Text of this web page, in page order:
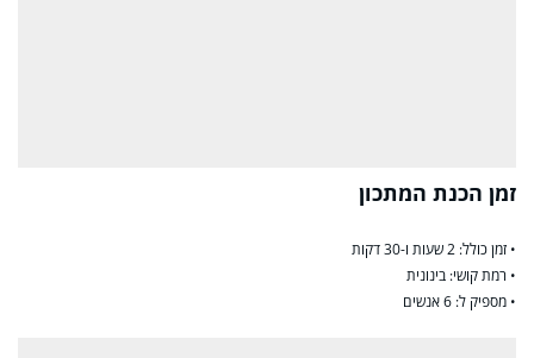
זמן הכנת המתכון
• זמן כולל: 2 שעות ו-30 דקות
• רמת קושי: בינונית
• מספיק ל: 6 אנשים